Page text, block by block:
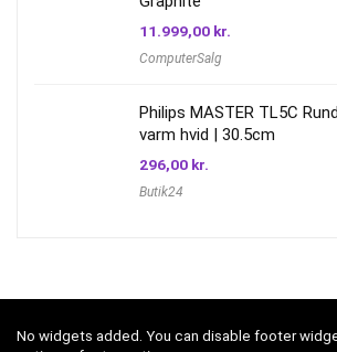
11.999,00 kr.
ComputerSalg
Philips MASTER TL5C
varm hvid | 30.5cm
296,00 kr.
Butik24
No widgets added. You can disable footer